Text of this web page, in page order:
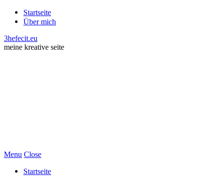
Startseite
Über mich
3hefecit.eu
meine kreative seite
Menu Close
Startseite